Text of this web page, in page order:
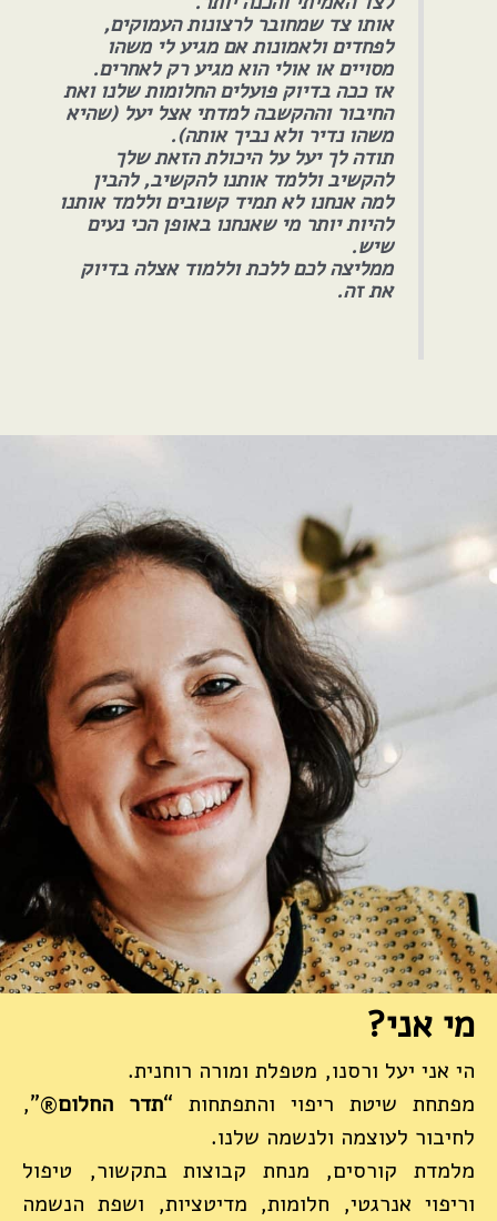
אותו צד שמחובר לרצונות העמוקים,
לפחדים ולאמונות אם מגיע לי משהו
מסויים או אולי הוא מגיע רק לאחרים.
אז ככה בדיוק פועלים החלומות שלנו ואת
החיבור וההקשבה למדתי אצל יעל (שהיא
משהו נדיר ולא נביך אותה).
תודה לך יעל על היכולת הזאת שלך
להקשיב וללמד אותנו להקשיב, להבין
למה אנחנו לא תמיד קשובים וללמד אותנו
להיות יותר מי שאנחנו באופן הכי נעים
שיש.
ממליצה לכם ללכת וללמוד אצלה בדיוק
את זה.
מי אני?
הי אני יעל ורסנו, מטפלת ומורה רוחנית.
מפתחת שיטת ריפוי והתפתחות “תדר החלום®”,
לחיבור לעוצמה ולנשמה שלנו.
מלמדת קורסים, מנחת קבוצות בתקשור, טיפול
וריפוי אנרגטי, חלומות, מדיטציות, ושפת הנשמה